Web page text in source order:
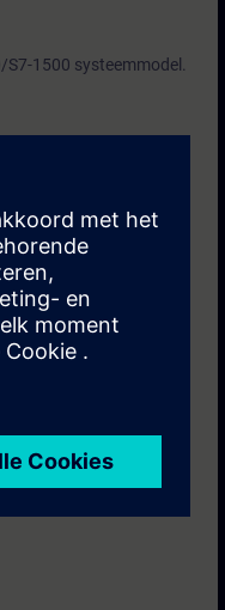
1500 systeemmodel.
visualisatie en
Ook wordt u
en implementeren. U
bedienen van het
verwerken.